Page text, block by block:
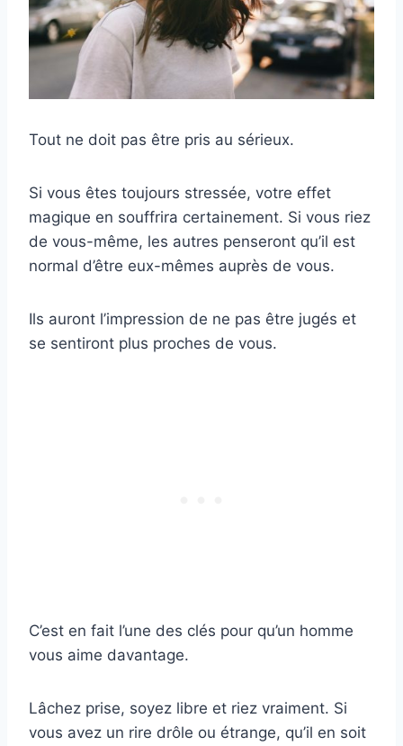
Tout ne doit pas être pris au sérieux.
Si vous êtes toujours stressée, votre effet
magique en souffrira certainement. Si vous riez
de vous-même, les autres penseront qu’il est
normal d’être eux-mêmes auprès de vous.
Ils auront l’impression de ne pas être jugés et
se sentiront plus proches de vous.
C’est en fait l’une des clés pour qu’un homme
vous aime davantage.
Lâchez prise, soyez libre et riez vraiment. Si
vous avez un rire drôle ou étrange, qu’il en soit